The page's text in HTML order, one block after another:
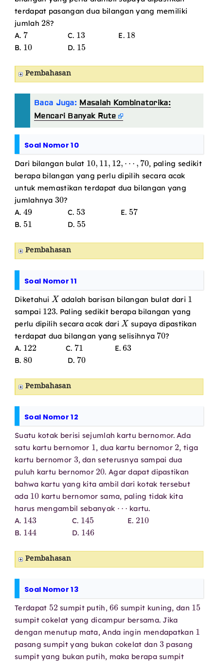
terdapat pasangan dua bilangan yang memiliki
jumlah
28
?
A.
7
C.
13
E.
18
B.
10
D.
15
Pembahasan
Baca Juga: Masalah Kombinatorika:
Mencari Banyak Rute
Soal Nomor 10
Dari bilangan bulat
10,11,12,⋯,70
, paling sedikit
berapa bilangan yang perlu dipilih secara acak
untuk memastikan terdapat dua bilangan yang
jumlahnya
30
?
A.
49
C.
53
E.
57
B.
51
D.
55
Pembahasan
Soal Nomor 11
Diketahui
X
adalah barisan bilangan bulat dari
1
sampai
123
. Paling sedikit berapa bilangan yang
perlu dipilih secara acak dari
X
supaya dipastikan
terdapat dua bilangan yang selisihnya
70
?
A.
122
C.
71
E.
63
B.
80
D.
70
Pembahasan
Soal Nomor 12
Suatu kotak berisi sejumlah kartu bernomor. Ada
satu kartu bernomor
1
, dua kartu bernomor
2
, tiga
kartu bernomor
3
, dan seterusnya sampai dua
puluh kartu bernomor
20
. Agar dapat dipastikan
bahwa kartu yang kita ambil dari kotak tersebut
ada
10
kartu bernomor sama, paling tidak kita
harus mengambil sebanyak
⋯
kartu.
A.
143
C.
145
E.
210
B.
144
D.
146
Pembahasan
Soal Nomor 13
Terdapat
52
sumpit putih,
66
sumpit kuning, dan
15
sumpit cokelat yang dicampur bersama. Jika
dengan menutup mata, Anda ingin mendapatkan
1
pasang sumpit yang bukan cokelat dan
3
pasang
sumpit yang bukan putih, maka berapa sumpit